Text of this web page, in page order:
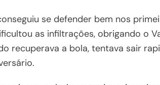
se defender bem nos
as infiltrações, obrigando o
recuperava a bola, tentava sair